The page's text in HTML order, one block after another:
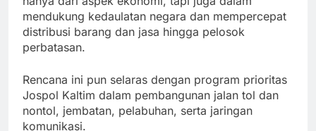
mendukung kedaulatan negara dan mempercepat
distribusi barang dan jasa hingga pelosok
perbatasan.
Rencana ini pun selaras dengan program prioritas
Jospol Kaltim dalam pembangunan jalan tol dan
nontol, jembatan, pelabuhan, serta jaringan
komunikasi.